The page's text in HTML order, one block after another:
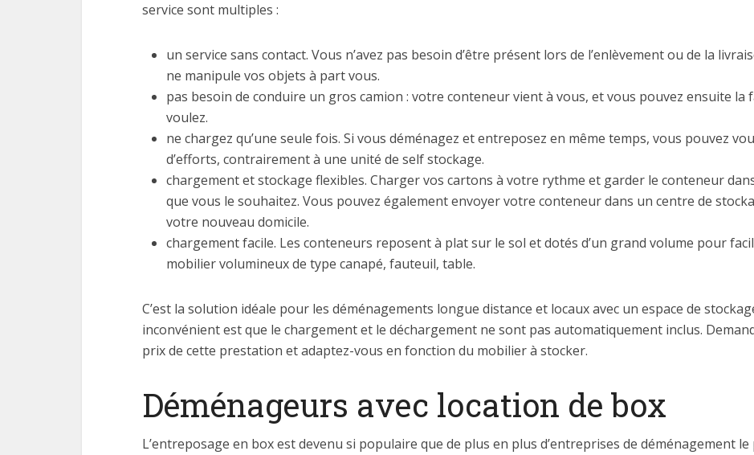
service sont multiples :
un service sans contact. Vous n’avez pas besoin d’être présent lors de l’enlèvement ou de la
ne manipule vos objets à part vous.
pas besoin de conduire un gros camion : votre conteneur vient à vous, et vous pouvez ensuite
voulez.
ne chargez qu’une seule fois. Si vous déménagez et entreposez en même temps, vous pouvez
d’efforts, contrairement à une unité de self stockage.
chargement et stockage flexibles. Charger vos cartons à votre rythme et garder le conteneur
que vous le souhaitez. Vous pouvez également envoyer votre conteneur dans un centre de
votre nouveau domicile.
chargement facile. Les conteneurs reposent à plat sur le sol et dotés d’un grand volume pour
mobilier volumineux de type canapé, fauteuil, table.
C’est la solution idéale pour les déménagements longue distance et locaux avec un espace de
inconvénient est que le chargement et le déchargement ne sont pas automatiquement inclus.
prix de cette prestation et adaptez-vous en fonction du mobilier à stocker.
Déménageurs avec location de box
L’entreposage en box est devenu si populaire que de plus en plus d’entreprises de déménagement